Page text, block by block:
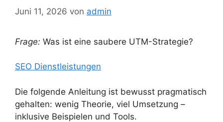
Juni 11, 2026 von admin
Frage: Was ist eine saubere UTM-Strategie?
SEO Dienstleistungen
Die folgende Anleitung ist bewusst pragmatisch
gehalten: wenig Theorie, viel Umsetzung –
inklusive Beispielen und Tools.